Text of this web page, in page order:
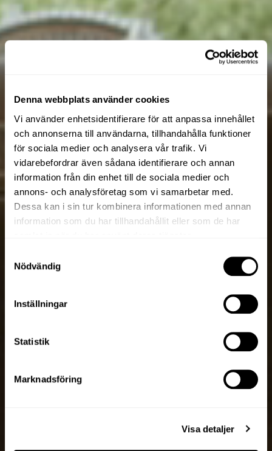
Denna webbplats använder cookies
Vi använder enhetsidentifierare för att anpassa innehållet
och annonserna till användarna, tillhandahålla funktioner
för sociala medier och analysera vår trafik. Vi
vidarebefordrar även sådana identifierare och annan
information från din enhet till de sociala medier och
annons- och analysföretag som vi samarbetar med.
Dessa kan i sin tur kombinera informationen med annan
information som du har tillhandahållit eller som de har
Nödvändig
Inställningar
Statistik
Marknadsföring
Visa detaljer